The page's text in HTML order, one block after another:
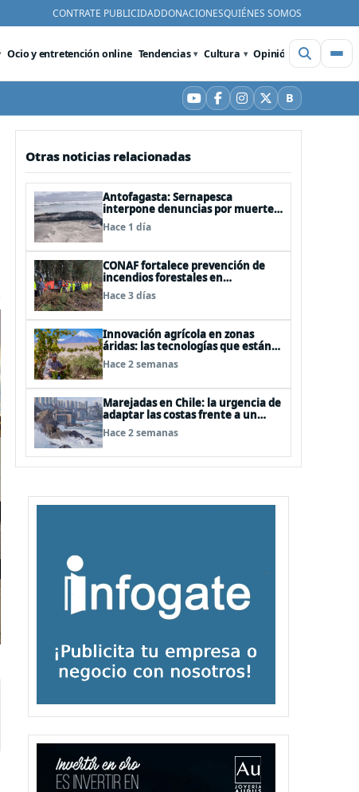
CONTRATE PUBLICIDADDONACIONESQUIÉNES SOMOS
Ocio y entretención online Tendencias Cultura Opinión Videos
YouTube
Facebook
Instagram
X BBluesky
Otras noticias relacionadas
Antofagasta: Sernapesca
interpone denuncias por muerte
de ballena jorobada y maltrato a
lobos marinos
Hace 1 día
CONAF fortalece prevención de
incendios forestales en
comunidades de Temuco y
Galvarino
Hace 3 días
Innovación agrícola en zonas
áridas: las tecnologías que están
transformando el desierto de
Atacama
Hace 2 semanas
Marejadas en Chile: la urgencia de
adaptar las costas frente a un
entorno cada vez más desafiante
Hace 2 semanas